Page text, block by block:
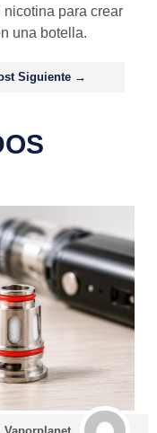
para crear
una botella.
Siguiente →